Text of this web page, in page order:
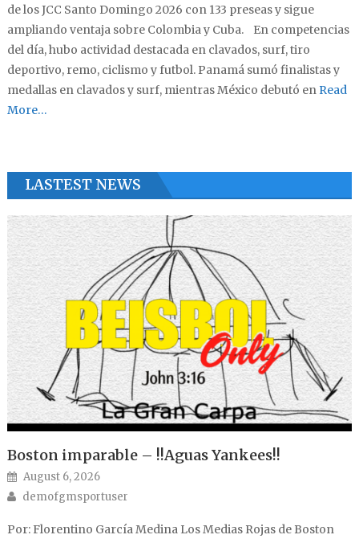
de los JCC Santo Domingo 2026 con 133 preseas y sigue
ampliando ventaja sobre Colombia y Cuba. En competencias
del día, hubo actividad destacada en clavados, surf, tiro
deportivo, remo, ciclismo y futbol. Panamá sumó finalistas y
medallas en clavados y surf, mientras México debutó enRead
More…
LASTEST NEWS
Boston imparable – !!Aguas Yankees!!
Posted on
August 6, 2026
Author
demofgmsportuser
Por: Florentino García Medina Los Medias Rojas de Boston